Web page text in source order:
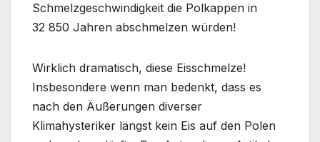
Schmelzgeschwindigkeit die Polkappen in
32 850 Jahren abschmelzen würden!
Wirklich dramatisch, diese Eisschmelze!
Insbesondere wenn man bedenkt, dass es
nach den Äußerungen diverser
Klimahysteriker längst kein Eis auf den Polen